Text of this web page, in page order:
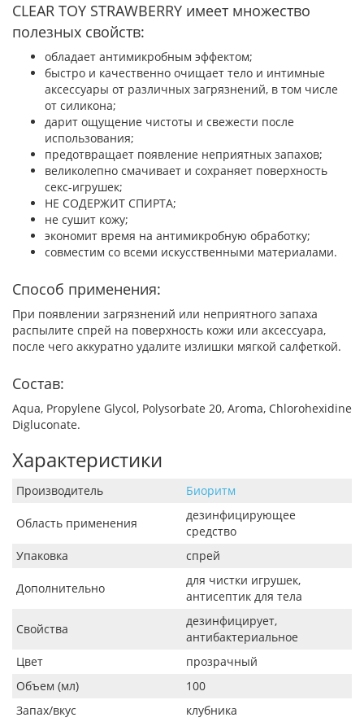
CLEAR TOY STRAWBERRY имеет множество
полезных свойств:
обладает антимикробным эффектом;
быстро и качественно очищает тело и интимные
аксессуары от различных загрязнений, в том числе
от силикона;
дарит ощущение чистоты и свежести после
использования;
предотвращает появление неприятных запахов;
великолепно смачивает и сохраняет поверхность
секс-игрушек;
НЕ СОДЕРЖИТ СПИРТА;
не сушит кожу;
экономит время на антимикробную обработку;
совместим со всеми искусственными материалами.
Способ применения:
При появлении загрязнений или неприятного запаха
распылите спрей на поверхность кожи или аксессуара,
после чего аккуратно удалите излишки мягкой салфеткой.
Состав:
Aqua, Propylene Glycol, Polysorbate 20, Aroma, Chlorohexidine
Digluconate.
Характеристики
Производитель Биоритм
Область применения
дезинфицирующее
средство
Упаковка
спрей
Дополнительно
для чистки игрушек,
антисептик для тела
Свойства
дезинфицирует,
антибактериальное
Цвет
прозрачный
Объем (мл)
100
Запах/вкус
клубника